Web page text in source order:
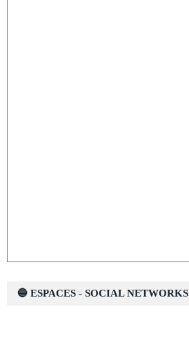
🔵 ESPACES - SOCIAL NETWORKS